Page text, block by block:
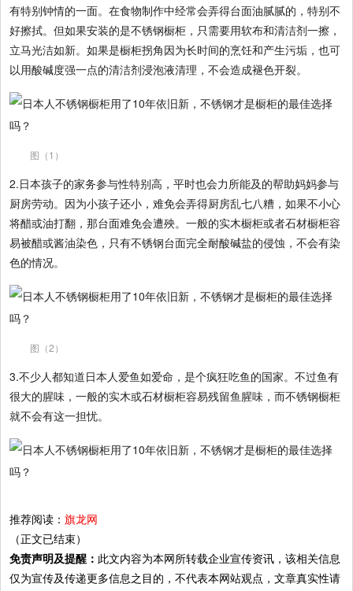
有特别钟情的一面。在食物制作中经常会弄得台面油腻腻的，特别不
好擦拭。但如果安装的是不锈钢橱柜，只需要用软布和清洁剂一擦，
立马光洁如新。如果是橱柜拐角因为长时间的烹饪和产生污垢，也可
以用酸碱度强一点的清洁剂浸泡液清理，不会造成褪色开裂。
图（1）
2.日本孩子的家务参与性特别高，平时也会力所能及的帮助妈妈参与
厨房劳动。因为小孩子还小，难免会弄得厨房乱七八糟，如果不小心
将醋或油打翻，那台面难免会遭殃。一般的实木橱柜或者石材橱柜容
易被醋或酱油染色，只有不锈钢台面完全耐酸碱盐的侵蚀，不会有染
色的情况。
图（2）
3.不少人都知道日本人爱鱼如爱命，是个疯狂吃鱼的国家。不过鱼有
很大的腥味，一般的实木或石材橱柜容易残留鱼腥味，而不锈钢橱柜
就不会有这一担忧。
推荐阅读：旗龙网
（正文已结束）
免责声明及提醒： 此文内容为本网所转载企业宣传资讯，该相关信息
仅为宣传及传递更多信息之目的，不代表本网站观点，文章真实性请